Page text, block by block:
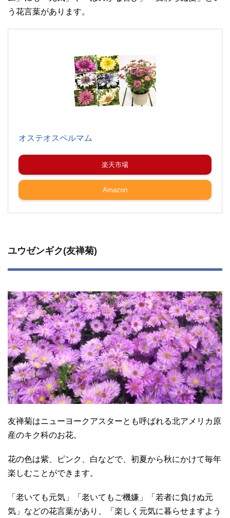
う花言葉があります。
オステオスペルマム
楽天市場
Amazon
ユウゼンギク(友禅菊)
友禅菊はニューヨークアスターとも呼ばれる北アメリカ原
産のキク科のお花。
花の色は紫、ピンク、白などで、初夏から秋にかけて毎年
楽しむことができます。
「老いても元気」「老いてもご機嫌」「若者に負けぬ元
気」などの花言葉があり、「楽しく元気に暮らせますよう